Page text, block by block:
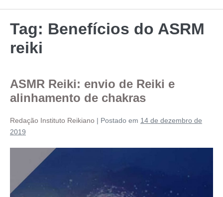
Tag: Benefícios do ASRM
reiki
ASMR Reiki: envio de Reiki e
alinhamento de chakras
Redação Instituto Reikiano | Postado em 14 de dezembro de
2019